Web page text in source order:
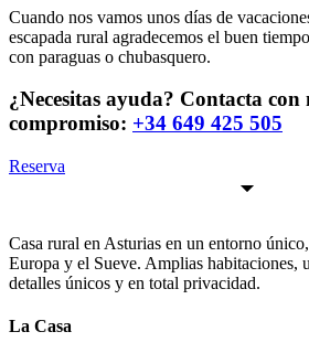
Cuando nos vamos unos días de
escapada rural agradecemos el buen
con paraguas o chubasquero.
¿Necesitas ayuda? Contacta con
compromiso: +34 649 425 505
Reserva
Casa rural en Asturias en un entorno
Europa y el Sueve. Amplias habitaciones,
detalles únicos y en total privacidad.
La Casa